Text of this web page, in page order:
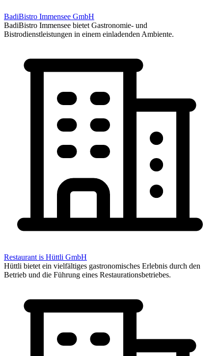
BadiBistro Immensee GmbH
BadiBistro Immensee bietet Gastronomie- und
Bistrodienstleistungen in einem einladenden Ambiente.
Restaurant is Hüttli GmbH
Hüttli bietet ein vielfältiges gastronomisches Erlebnis durch den
Betrieb und die Führung eines Restaurationsbetriebes.